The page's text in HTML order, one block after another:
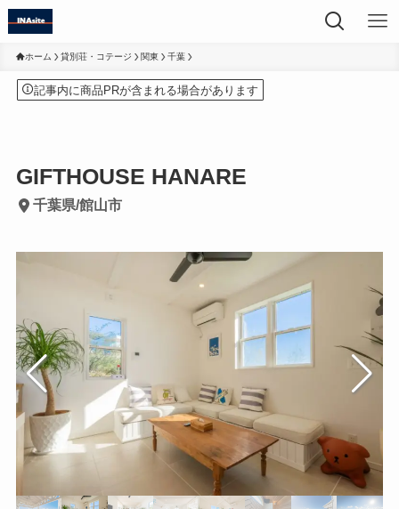
ホーム 貸別荘・コテージ 関東 千葉
記事内に商品PRが含まれる場合があります
GIFTHOUSE HANARE
千葉県/館山市